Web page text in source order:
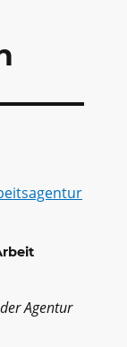
Agentur